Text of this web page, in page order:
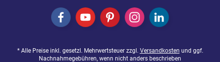
* Alle Preise inkl. gesetzl. Mehrwertsteuer zzgl. Versandkosten und ggf.
Nachnahmegebühren, wenn nicht anders beschrieben